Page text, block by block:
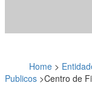
Home >
Publicos >Centro de